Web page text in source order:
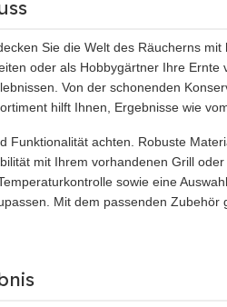
Sie die Welt des Räucherns
oder als Hobbygärtner Ihre Ernte
Von der schonenden
hilft Ihnen, Ergebnisse wie
achten. Robuste
mit Ihrem vorhandenen Grill
sowie eine
Mit dem passenden Zubehör